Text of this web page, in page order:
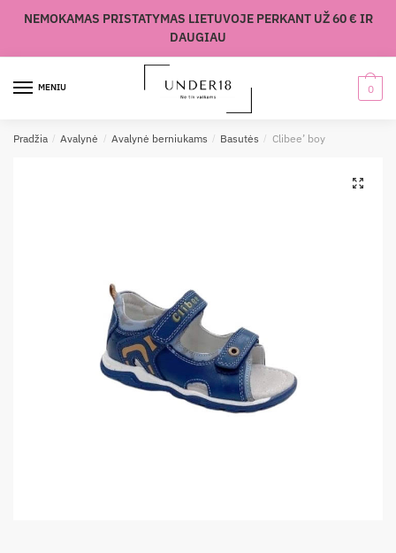
NEMOKAMAS PRISTATYMAS LIETUVOJE PERKANT UŽ 60 € IR
DAUGIAU
MENIU 0
Pradžia / Avalynė / Avalynė berniukams / Basutės / Clibee’ boy
🔍